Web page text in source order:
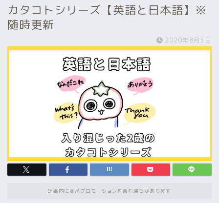
カタコトシリーズ【英語と日本語】※
随時更新
2020年8月5日
記事内に商品プロモーションを含む場合があります